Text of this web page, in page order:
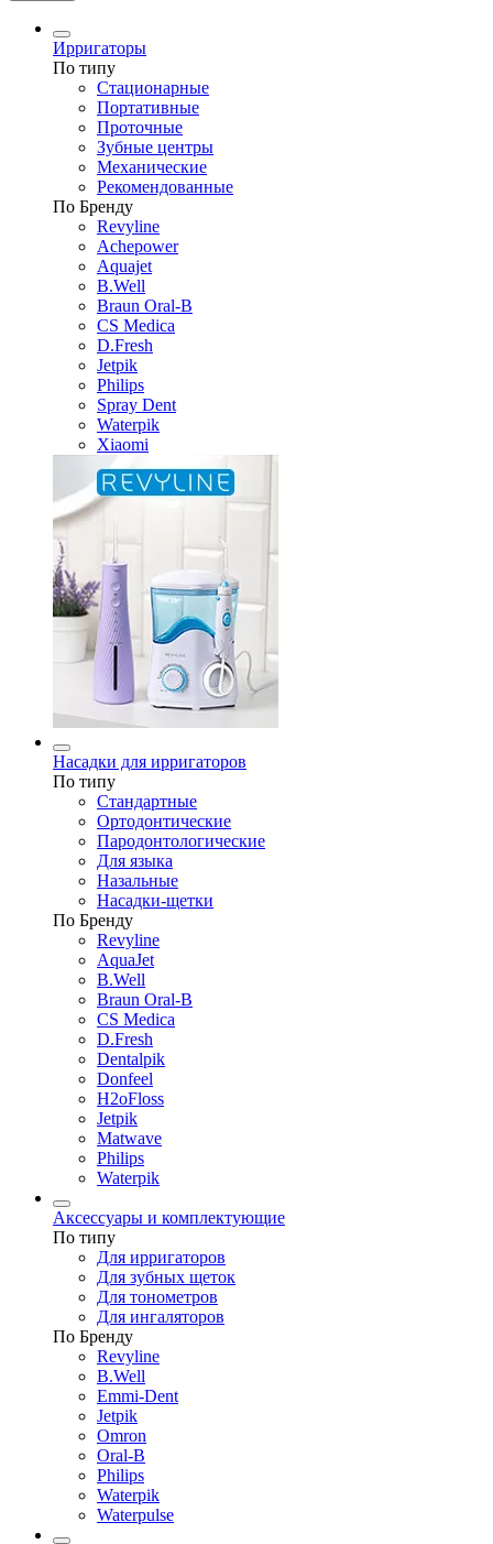
Ирригаторы
По типу
Стационарные
Портативные
Проточные
Зубные центры
Механические
Рекомендованные
По Бренду
Revyline
Achepower
Aquajet
B.Well
Braun Oral-B
CS Medica
D.Fresh
Jetpik
Philips
Spray Dent
Waterpik
Xiaomi
Насадки для ирригаторов
По типу
Стандартные
Ортодонтические
Пародонтологические
Для языка
Назальные
Насадки-щетки
По Бренду
Revyline
AquaJet
B.Well
Braun Oral-B
CS Medica
D.Fresh
Dentalpik
Donfeel
H2oFloss
Jetpik
Matwave
Philips
Waterpik
Аксессуары и комплектующие
По типу
Для ирригаторов
Для зубных щеток
Для тонометров
Для ингаляторов
По Бренду
Revyline
B.Well
Emmi-Dent
Jetpik
Omron
Oral-B
Philips
Waterpik
Waterpulse